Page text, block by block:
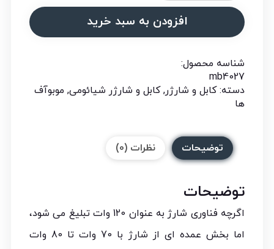
افزودن به سبد خرید
شناسه محصول:
mb4027
دسته:کابل و شارژر,کابل و شارژر شیائومی, موبوآف
ها
توضیحات نظرات (0)
توضیحات
اگرچه فناوری شارژ به عنوان 120 وات تبلیغ می شود،
اما بخش عمده ای از شارژ با 70 وات تا 80 وات